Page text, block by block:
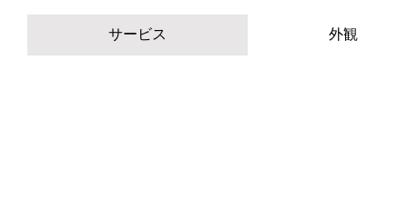
サービス 外観